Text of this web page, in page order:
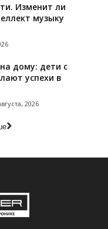
Изменит ли
музыку
дому: дети с
успехи в
2026